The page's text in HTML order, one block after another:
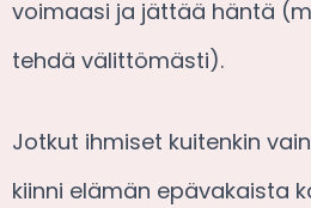
voimaasi ja jättää häntä
tehdä välittömästi).
Jotkut ihmiset kuitenkin
kiinni elämän epävakaista